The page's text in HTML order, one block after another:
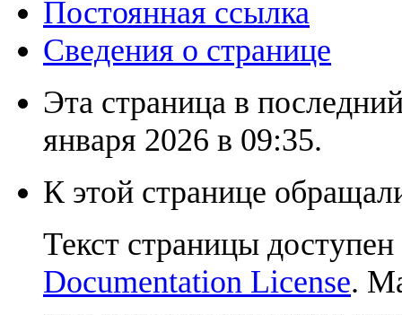
Постоянная ссылка
Сведения о странице
Эта страница в
января 2026 в 09:35.
К этой странице
Текст страницы
Documentation License.